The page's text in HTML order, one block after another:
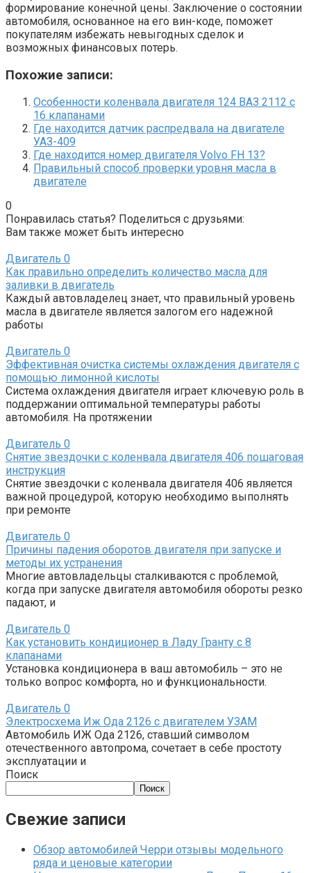
формирование конечной цены. Заключение о состоянии
автомобиля, основанное на его вин-коде, поможет
покупателям избежать невыгодных сделок и
возможных финансовых потерь.
Похожие записи:
Особенности коленвала двигателя 124 ВАЗ 2112 с
16 клапанами
Где находится датчик распредвала на двигателе
УАЗ-409
Где находится номер двигателя Volvo FH 13?
Правильный способ проверки уровня масла в
двигателе
0
Понравилась статья? Поделиться с друзьями:
Вам также может быть интересно
Двигатель 0
Как правильно определить количество масла для
заливки в двигатель
Каждый автовладелец знает, что правильный уровень
масла в двигателе является залогом его надежной
работы
Двигатель 0
Эффективная очистка системы охлаждения двигателя с
помощью лимонной кислоты
Система охлаждения двигателя играет ключевую роль в
поддержании оптимальной температуры работы
автомобиля. На протяжении
Двигатель 0
Снятие звездочки с коленвала двигателя 406 пошаговая
инструкция
Снятие звездочки с коленвала двигателя 406 является
важной процедурой, которую необходимо выполнять
при ремонте
Двигатель 0
Причины падения оборотов двигателя при запуске и
методы их устранения
Многие автовладельцы сталкиваются с проблемой,
когда при запуске двигателя автомобиля обороты резко
падают, и
Двигатель 0
Как установить кондиционер в Ладу Гранту с 8
клапанами
Установка кондиционера в ваш автомобиль – это не
только вопрос комфорта, но и функциональности.
Двигатель 0
Электросхема Иж Ода 2126 с двигателем УЗАМ
Автомобиль ИЖ Ода 2126, ставший символом
отечественного автопрома, сочетает в себе простоту
эксплуатации и
Поиск
Поиск
Свежие записи
Обзор автомобилей Черри отзывы модельного
ряда и ценовые категории